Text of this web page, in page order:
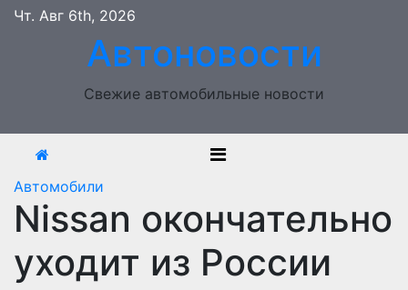
Перейти
содержимому
Чт. Авг 6th, 2026
Автоновости
Свежие автомобильные новости
Автомобили
Nissan окончательно
уходит из России